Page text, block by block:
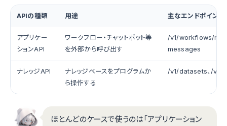
APIの種類 用途 主なエンドポイント
アプリケー
ションAPI
ワークフロー・チャットボット等
を外部から呼び出す
/v1/workflows/run
messages
ナレッジAPI
ナレッジベースをプログラムか
ら操作する
/v1/datasets、/v1/
ほとんどのケースで使うのは「アプリケーション